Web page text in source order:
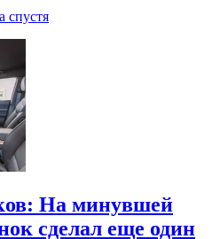
спустя
На минувшей
сделал еще один